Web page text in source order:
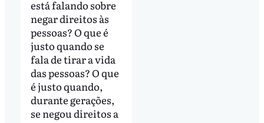
está falando sobre
negar direitos às
pessoas? O que é
justo quando se
fala de tirar a vida
das pessoas? O que
é justo quando,
durante gerações,
se negou direitos a